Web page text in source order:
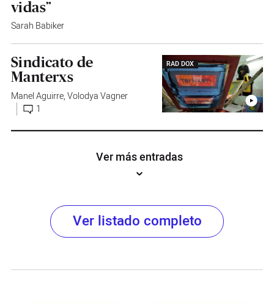
vidas”
Sarah Babiker
RAD DOX
Sindicato de
Manterxs
Manel Aguirre,Volodya Vagner
1
Ver más entradas
Ver listado completo